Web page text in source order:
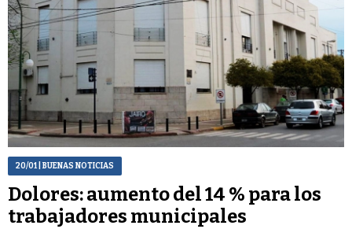
20/01| BUENAS NOTICIAS
Dolores: aumento del 14 % para los
trabajadores municipales